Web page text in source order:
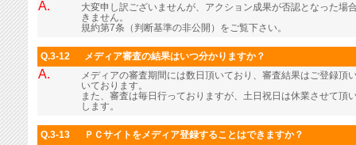
A.
大変申し訳ございませんが、アクション成果が否認となった場
きません。
規約第7条（判断基準の非公開）をご覧下さい。
Q.3-12 メディア審査の結果はいつ分かりますか？
A.
メディアの審査期間には数日頂いており、審査結果はご登録頂
いております。
また、審査は毎日行っておりますが、土日祝日は休業させて頂
します。
Q.3-13 ＰＣサイトをメディア登録することはできますか？